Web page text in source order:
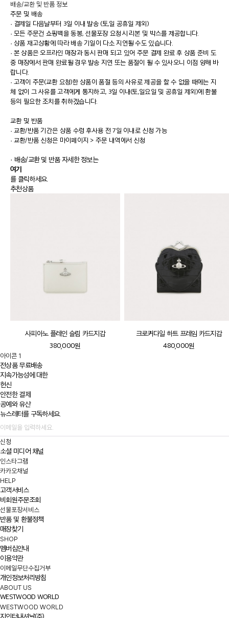
배송/교환 및 반품 정보
주문 및 배송
· 결제일 다음날부터 3일 이내 발송 (토,일 공휴일 제외)
· 모든 주문건 쇼핑백을 동봉, 선물포장 요청시 리본 및 박스를 제공합니다.
· 상품 재고상황에 따라 배송 기일이 다소 지연될 수도 있습니다.
· 본 상품은 오프라인 매장과 동시 판매 되고 있어 주문 결제 완료 후 상품 준비 도
중 매장에서 판매 완료될 경우 발송 지연 또는 품절이 될 수 있사오니 이점 양해 바
랍니다.
· 고객이 주문(교환 요청)한 상품이 품절 등의 사유로 제공을 할 수 없을 때에는 지
체 없이 그 사유를 고객에게 통지하고, 3일 이내(토,일요일 및 공휴일 제외)에 환불
등의 필요한 조치를 취하겠습니다.
교환 및 반품
· 교환/반품 기간은 상품 수령 후사용 전 7일 이내로 신청 가능
· 교환/반품 신청은 마이페이지 > 주문 내역에서 신청
· 배송/교환 및 반품 자세한 정보는
여기
를 클릭하세요.
추천상품
사피아노 플레인 슬림 카드지갑
380,000원
크로커다일 하트 프레임 카드지갑
480,000원
아이콘 1
전상품 무료배송
지속가능성에 대한
헌신
안전한 결제
공예와 유산
뉴스레터를 구독하세요.
신청
소셜 미디어 채널
인스타그램
카카오채널
HELP
고객서비스
비회원주문조회
선물포장서비스
반품 및 환불정책
매장찾기
SHOP
멤버십안내
이용약관
이메일무단수집거부
개인정보처리방침
ABOUT US
WESTWOOD WORLD
WESTWOOD WORLD
지인터내셔날(주)